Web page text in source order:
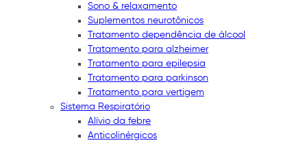
Sono & relaxamento
Suplementos neurotônicos
Tratamento dependência de álcool
Tratamento para alzheimer
Tratamento para epilepsia
Tratamento para parkinson
Tratamento para vertigem
Sistema Respiratório
Alívio da febre
Anticolinérgicos